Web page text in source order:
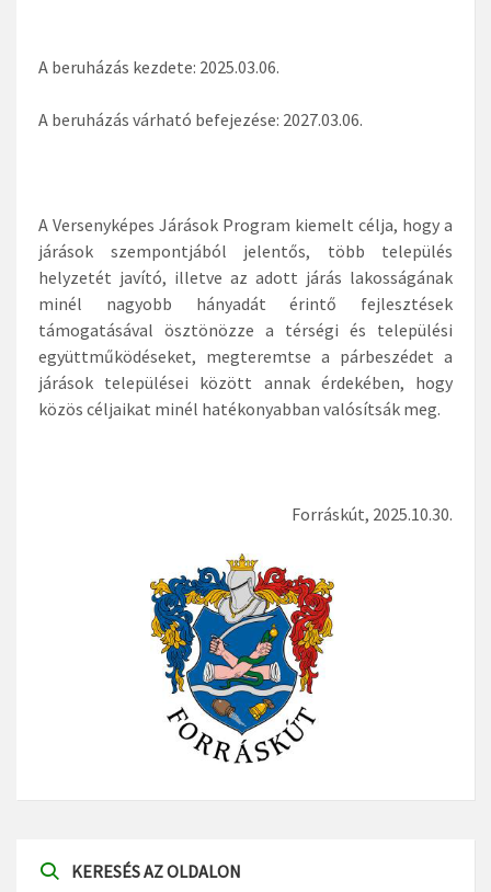
A beruházás kezdete: 2025.03.06.
A beruházás várható befejezése: 2027.03.06.
A Versenyképes Járások Program kiemelt célja, hogy a
járások szempontjából jelentős, több település
helyzetét javító, illetve az adott járás lakosságának
minél nagyobb hányadát érintő fejlesztések
támogatásával ösztönözze a térségi és települési
együttműködéseket, megteremtse a párbeszédet a
járások települései között annak érdekében, hogy
közös céljaikat minél hatékonyabban valósítsák meg.
Forráskút, 2025.10.30.
KERESÉS AZ OLDALON